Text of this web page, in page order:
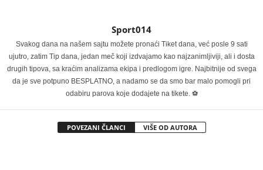
Sport014
Svakog dana na našem sajtu možete pronaći Tiket dana, već posle 9 sati
ujutro, zatim Tip dana, jedan meč koji izdvajamo kao najzanimljiviji, ali i dosta
drugih tipova, sa kraćim analizama ekipa i predlogom igre. Najbitnije od svega
da je sve potpuno BESPLATNO, a nadamo se da smo bar malo pomogli pri
odabiru parova koje dodajete na tikete. ⚽
POVEZANI ČLANCI VIŠE OD AUTORA